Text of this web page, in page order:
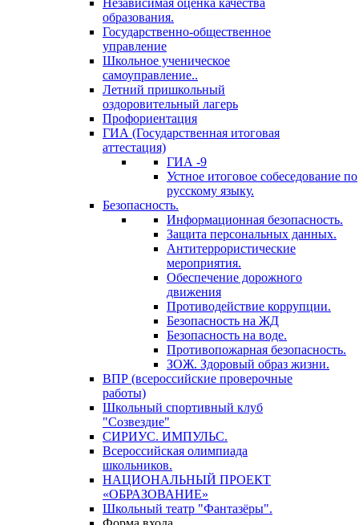
Независимая оценка качества
образования.
Государственно-общественное
управление
Школьное ученическое
самоуправление..
Летний пришкольный
оздоровительный лагерь
Профориентация
ГИА (Государственная итоговая
аттестация)
ГИА -9
Устное итоговое собеседование по
русскому языку.
Безопасность.
Информационная безопасность.
Защита персональных данных.
Антитеррористические
мероприятия.
Обеспечение дорожного
движения
Противодействие коррупции.
Безопасность на ЖД
Безопасность на воде.
Противопожарная безопасность.
ЗОЖ. Здоровый образ жизни.
ВПР (всероссийские проверочные
работы)
Школьный спортивный клуб
"Созвездие"
СИРИУС. ИМПУЛЬС.
Всероссийская олимпиада
школьников.
НАЦИОНАЛЬНЫЙ ПРОЕКТ
«ОБРАЗОВАНИЕ»
Школьный театр "Фантазёры".